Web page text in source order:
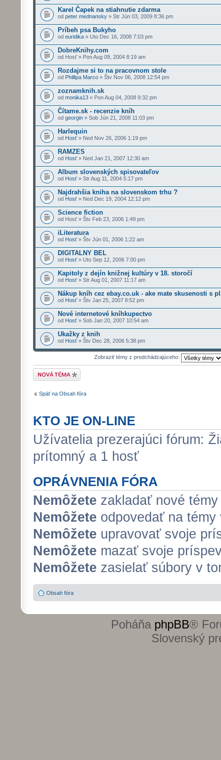
Karel Čapek na stiahnutie zdarma
od peter mednansky » Str Jún 03, 2009 8:36 pm
Príbeh psa Bukyho
od euridika » Uto Dec 16, 2008 7:03 pm
DobreKnihy.com
od Hosť » Pon Aug 09, 2004 8:19 am
Rozdajme si to na pracovnom stole
od Phillipa Marco » Štv Nov 06, 2008 12:54 pm
zoznamknih.sk
od monika13 » Pon Aug 04, 2008 9:32 pm
Čítame.sk - recenzie kníh
od georgin » Sob Jún 21, 2008 11:03 pm
Harlequin
od Hosť» Ned Nov 26, 2006 1:19 pm
RAMZES
od Hosť» Ned Jan 21, 2007 12:30 am
Album slovenských spisovateľov
od Hosť» Str Aug 11, 2004 5:17 pm
Najdrahšia kniha na slovenskom trhu ?
od Hosť» Ned Dec 19, 2004 12:12 pm
Science fiction
od Hosť » Štv Feb 23, 2006 1:49 pm
iLiteratura
od Hosť» Štv Jún 01, 2006 1:22 am
DIGITALNY BEL
od Hosť» Uto Sep 12, 2006 7:00 pm
Kapitoly z dejín knižnej kultúry v 18. storočí
od Hosť» Str Aug 01, 2007 11:17 am
Nákup kníh cez ebay.co.uk - ake mate skusenosti s
od Hosť» Štv Jan 25, 2007 8:52 pm
Nové internetové kníhkupectvo
od Hosť» Sob Jan 20, 2007 10:54 am
Ukažky z knih
od Hosť» Štv Dec 28, 2006 5:38 pm
Zobraziť témy z predchádzajúceho:
Odoslať novú tému
Späť na Obsah fóra
KTO JE ON-LINE
Užívatelia prezerajúci fórum:
prítomný a 1 hosť
OPRÁVNENIA FÓRA
Nemôžete zakladať nové
Nemôžete odpovedať na témy
Nemôžete upravovať svoje
Nemôžete mazať svoje
Nemôžete zasielať súbory v
Obsah fóra
Poháňa phpBB®
Slovenský